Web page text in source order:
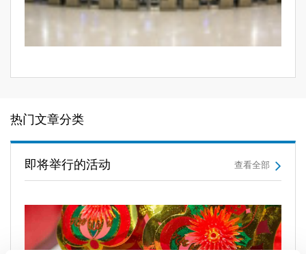
热门文章分类
即将举行的活动 查看全部